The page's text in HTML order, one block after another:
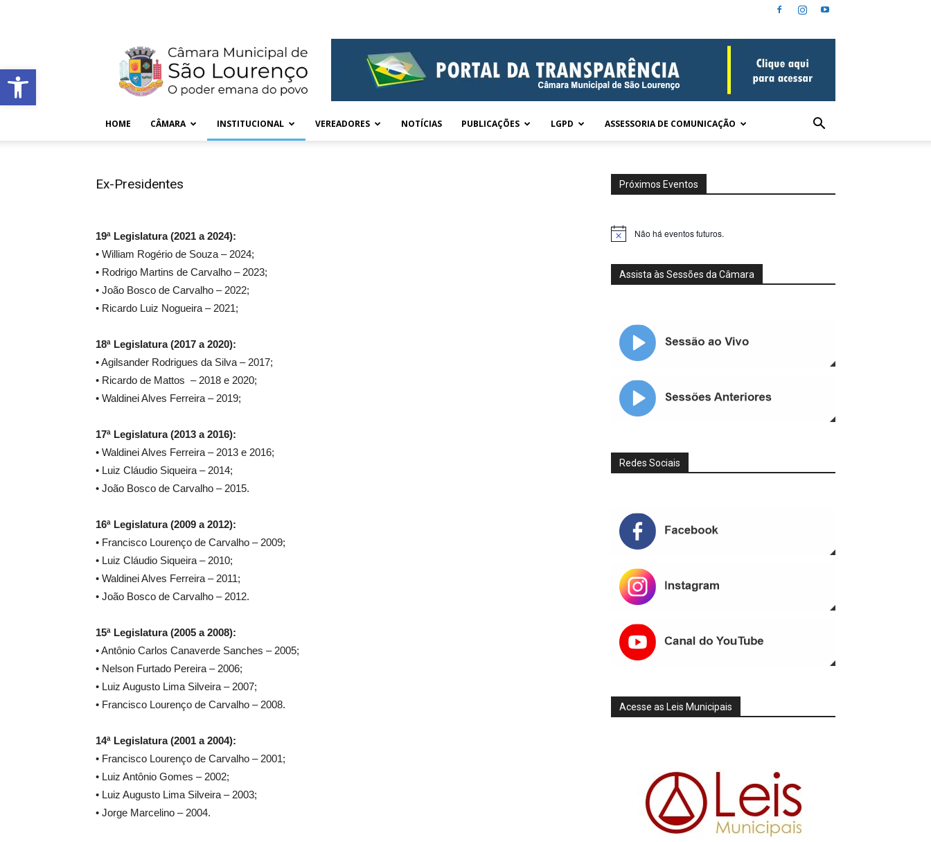
Barra de Ferramentas Aberta
Municipal
de
São
Lourenço
–
HOME CÂMARA INSTITUCIONAL VEREADORES NOTÍCIAS PUBLICAÇÕES LGPD ASSESSORIA DE COMUNICAÇÃO
Ex-Presidentes
19ª Legislatura (2021 a 2024):
• William Rogério de Souza – 2024;
• Rodrigo Martins de Carvalho – 2023;
• João Bosco de Carvalho – 2022;
• Ricardo Luiz Nogueira – 2021;
18ª Legislatura (2017 a 2020):
• Agilsander Rodrigues da Silva – 2017;
• Ricardo de Mattos – 2018 e 2020;
• Waldinei Alves Ferreira – 2019;
17ª Legislatura (2013 a 2016):
• Waldinei Alves Ferreira – 2013 e 2016;
• Luiz Cláudio Siqueira – 2014;
• João Bosco de Carvalho – 2015.
16ª Legislatura (2009 a 2012):
• Francisco Lourenço de Carvalho – 2009;
• Luiz Cláudio Siqueira – 2010;
• Waldinei Alves Ferreira – 2011;
• João Bosco de Carvalho – 2012.
15ª Legislatura (2005 a 2008):
• Antônio Carlos Canaverde Sanches – 2005;
• Nelson Furtado Pereira – 2006;
• Luiz Augusto Lima Silveira – 2007;
• Francisco Lourenço de Carvalho – 2008.
14ª Legislatura (2001 a 2004):
• Francisco Lourenço de Carvalho – 2001;
• Luiz Antônio Gomes – 2002;
• Luiz Augusto Lima Silveira – 2003;
• Jorge Marcelino – 2004.
Próximos Eventos
Notice Não há eventos futuros.
Assista às Sessões da Câmara
Redes Sociais
Acesse as Leis Municipais